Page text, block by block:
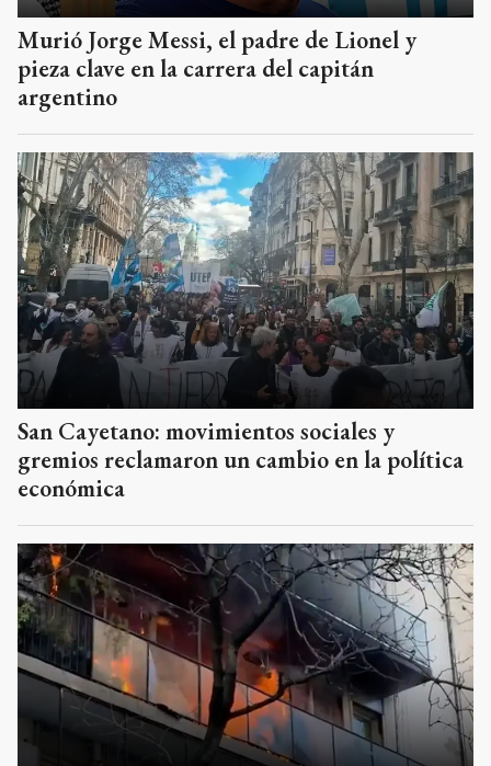
Murió Jorge Messi, el padre de Lionel y
pieza clave en la carrera del capitán
argentino
San Cayetano: movimientos sociales y
gremios reclamaron un cambio en la política
económica